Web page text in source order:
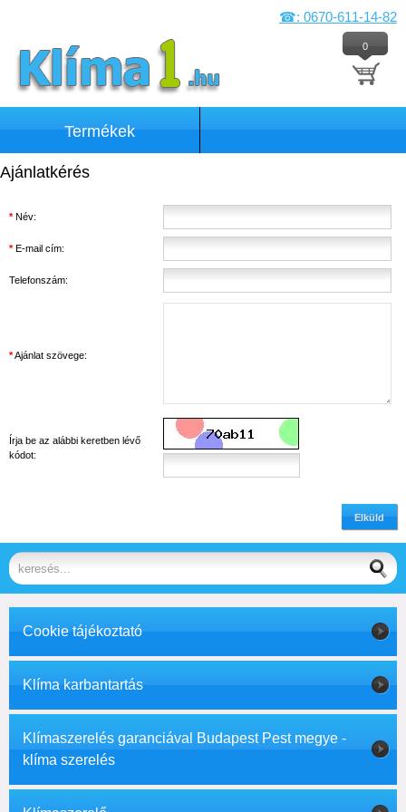
☎: 0670-611-14-82
0
Termékek
Ajánlatkérés
*Név:
*E-mail cím:
Telefonszám:
*Ajánlat szövege:
Írja be az alábbi keretben lévő
kódot:
Elküld
Cookie tájékoztató
Klíma karbantartás
Klímaszerelés garanciával Budapest Pest megye -
klíma szerelés